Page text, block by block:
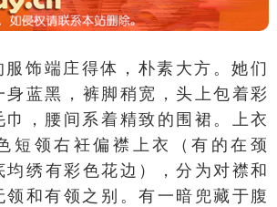
服饰端庄得体，朴素大方。她们
身 蓝黑 ， 裤脚 稍宽，头上包着彩
巾，腰间系着精致的围裙。上衣
短领右衽偏襟 上衣（有的在颈
均绣有彩色花边），分为对襟和
领和有领之别。有一暗兜藏于腹